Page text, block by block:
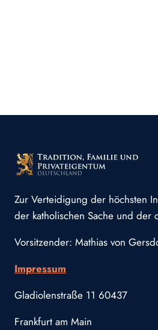
Zur Verteidigung der höchsten
der katholischen Sache und der
Vorsitzender: Mathias von
Impressum
Gladiolenstraße 11 60437
Frankfurt am Main